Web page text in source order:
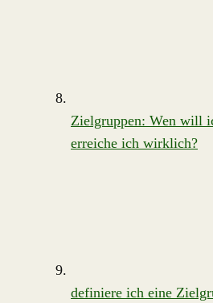
Zielgruppen: Wen will
erreiche ich wirklich?
definiere ich eine